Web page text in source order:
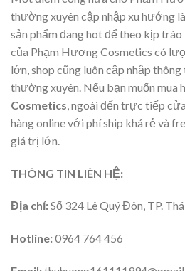
thường xuyên cập nhập xu hướng
sản phẩm đang hot để theo kịp
của Phạm Hương Cosmetics có
lớn, shop cũng luôn cập nhập
thường xuyên. Nếu bạn muốn mua
Cosmetics , ngoài đến trực tiếp
hàng online với phí ship khá rẻ và
giá trị lớn.
THÔNG TIN LIÊN HỆ:
Địa chỉ:Số 324 Lê Quý Đôn, TP.
Hotline:0964 764 456